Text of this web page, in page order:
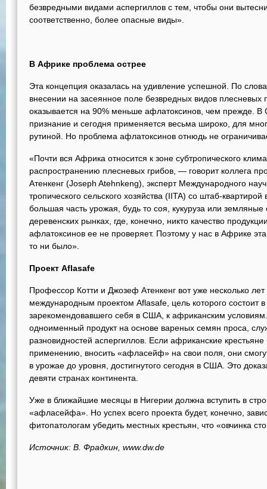
безвредными видами аспергиллов с тем, чтобы они
соответственно, более опасные виды».
В Африке проблема острее
Эта концепция оказалась на удивление успешной. По
внесении на засеянное поле безвредных видов плесневых
оказывается на 90% меньше афлатоксинов, чем прежде.
признание и сегодня применяется весьма широко, для
рутиной. Но проблема афлатоксинов отнюдь не
«Почти вся Африка относится к зоне субтропического
распространению плесневых грибов, — говорит коллега
Атенкенг (Joseph Atehnkeng), эксперт Международного
тропического сельского хозяйства (IITA) со штаб-
большая часть урожая, будь то соя, кукуруза или
деревенских рынках, где, конечно, никто качество
афлатоксинов ее не проверяет. Поэтому у нас в Африке
то ни было».
Проект Aflasafe
Профессор Котти и Джозеф Атенкенг вот уже несколько
международным проектом Aflasafe, цель которого состоит
зарекомендовавшего себя в США, к африканским условиям.
одноименный продукт на основе вареных семян проса,
разновидностей аспергиллов. Если африканские крестьяне
применению, вносить «афласейф» на свои поля, они
в урожае до уровня, достигнутого сегодня в США. Это
девяти странах континента.
Уже в ближайшие месяцы в Нигерии должна вступить в
«афласейфа». Но успех всего проекта будет, конечно,
фитопатологам убедить местных крестьян, что «овчинка
Источник: В. Фрадкин, www.dw.de